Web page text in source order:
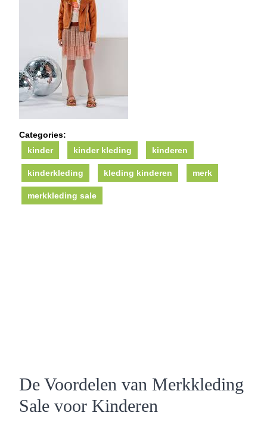
Categories:
kinder
kinder kleding kinderen
kinderkleding kleding kinderen merk
merkkleding sale
De Voordelen van Merkkleding
Sale voor Kinderen